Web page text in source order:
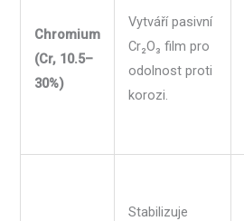
Chromium
(Cr, 10.5–
30%)
Vytváří pasivní
Cr₂O₃ film pro
odolnost proti
korozi.
Stabilizuje